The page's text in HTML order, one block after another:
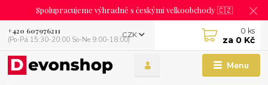
Spolupracujeme výhradně s českými velkoobchody 🇨🇿
Menu
CZK
+420 607976211
(Po-Pá 15:30-20:00 So-Ne 9:00-18:00)
0 ks
za 0 Kč